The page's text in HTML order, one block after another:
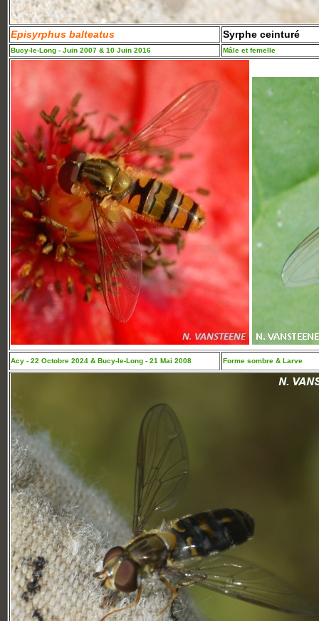
Episyrphus balteatus Syrphe ceinturé
Bucy-le-Long - Juin 2007 & 10 Juin 2016 Mâle et femelle
Acy - 22 Octobre 2024 & Bucy-le-Long - 21 Mai 2008 Forme sombre & Larve